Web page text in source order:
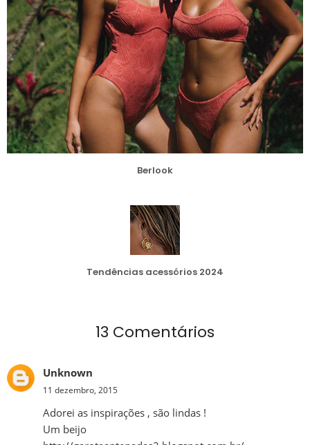
Berlook
Tendências acessórios 2024
13 Comentários
Unknown
11 dezembro, 2015
Adorei as inspirações , são lindas !
Um beijo